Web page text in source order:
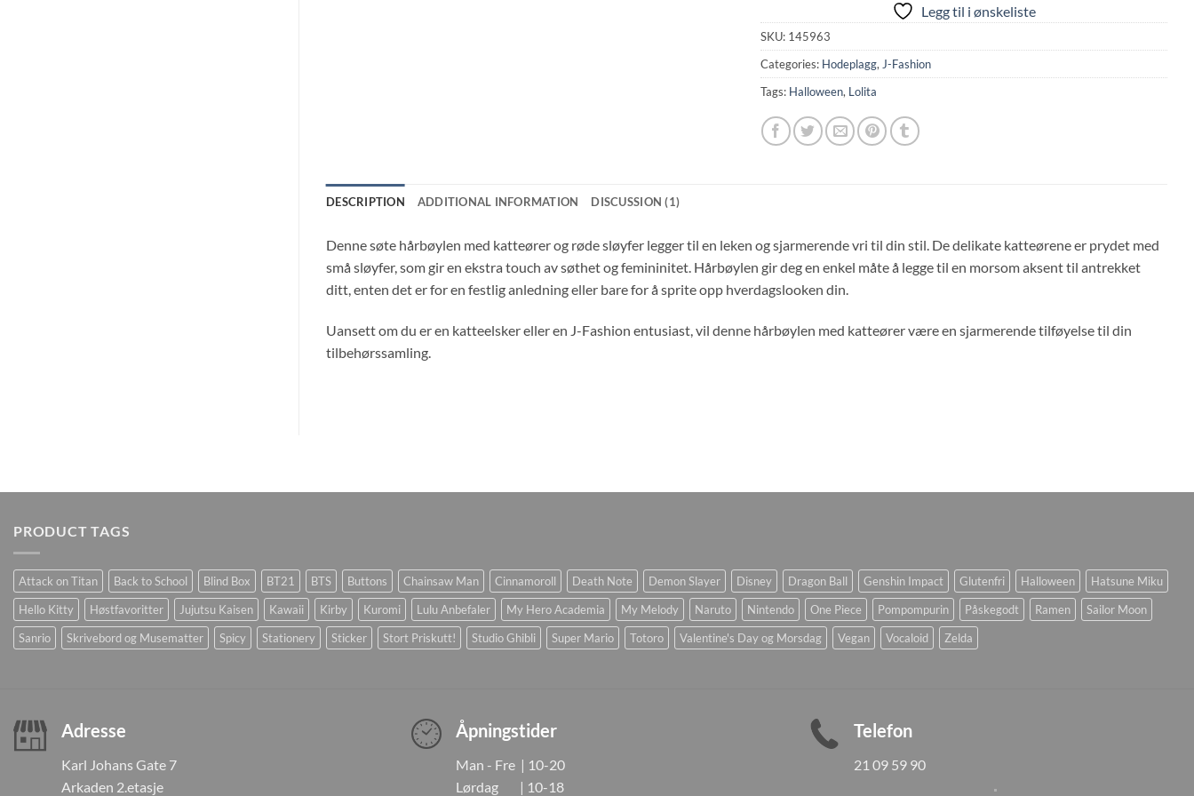
Legg til i ønskeliste
SKU: 145963
Categories: Hodeplagg,J-Fashion
Tags: Halloween, Lolita
DESCRIPTION ADDITIONAL INFORMATION DISCUSSION (1)
Denne søte hårbøylen med katteører og røde sløyfer legger til en leken og sjarmerende vri til din stil. De delikate katteørene er prydet med
små sløyfer, som gir en ekstra touch av søthet og femininitet. Hårbøylen gir deg en enkel måte å legge til en morsom aksent til antrekket
ditt, enten det er for en festlig anledning eller bare for å sprite opp hverdagslooken din.
Uansett om du er en katteelsker eller en J-Fashion entusiast, vil denne hårbøylen med katteører være en sjarmerende tilføyelse til din
tilbehørssamling.
PRODUCT TAGS
Attack on Titan Back to School Blind Box BT21 BTS Buttons Chainsaw Man Cinnamoroll Death Note Demon Slayer Disney Dragon Ball Genshin Impact Glutenfri Halloween
Hatsune Miku
Hello Kitty
Høstfavoritter Jujutsu Kaisen Kawaii Kirby Kuromi Lulu Anbefaler My Hero Academia My Melody Naruto Nintendo One Piece Pompompurin Påskegodt Ramen
Sailor Moon
Sanrio
Skrivebord og Musematter Spicy Stationery Sticker Stort Priskutt! Studio Ghibli Super Mario Totoro Valentine's Day og Morsdag Vegan Vocaloid Zelda
Adresse
Karl Johans Gate 7
Arkaden 2.etasje
Åpningstider
Man - Fre | 10-20
Lørdag | 10-18
Telefon
21 09 59 90